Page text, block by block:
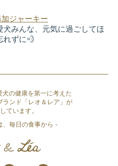
加ジャーキー
みんな、元気に過ごしてほ
れずに💨
の健康を第一に考えた
ランド「レオ＆レア」が
ています。
、毎日の食事から -